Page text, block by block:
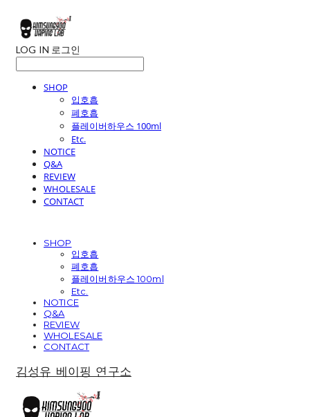
LOG IN 로그인
SHOP
입호흡
폐호흡
플레이버하우스 100ml
Etc.
NOTICE
Q&A
REVIEW
WHOLESALE
CONTACT
SHOP
입호흡
폐호흡
플레이버하우스 100ml
Etc.
NOTICE
Q&A
REVIEW
WHOLESALE
CONTACT
김성유 베이핑 연구소